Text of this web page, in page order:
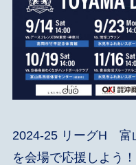
2024-25 リーグH 富
を会場で応援しよう！